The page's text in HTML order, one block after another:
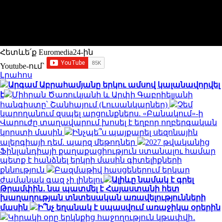
Հետևե՛ք Euromedia24-ին
Youtube-ում`
Լրահոս
Արգամ Աբրահամյանը երկու ամսով կալանավորվել
է
Միհրան Ծառուկյանի և Արփի Գաբրիելյանի
հանգիստը՝ Շանհայում (Լուսանկարներ)
Չեմ
կարողանում զսպել արցունքներս. «Բանակում»-ի
Վարուժը տաղավարում խոսել է եղբոր ողբերգական
կորստի մասին
Ինչպե՞ս պայքարել սեզոնային
ալերգիայի դեմ. պարզ մեթոդներ
2027 թվականից
Ֆինլանդիայի քաղաքացիություն ստանալու համար
պետք է հանձնել երկրի մասին գիտելիքների
քննություն
Բազմաթիվ հասցեներում երկար
ժամանակ գազ չի լինելու
Ալիևը նամակ է գրել
Թրամփին․ նա պատմել է Հայաստանի հետ
խաղաղության տնտեսական առավելությունների
մասին
Ի՞նչ եղանակ է սպասվում առաջիկա օրերին
Կիրակի օրը երկնքից հաջողություն կթափվի․